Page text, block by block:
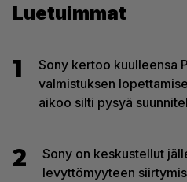
Luetuimmat
1
Sony kertoo kuulleensa
valmistuksen
aikoo silti pysyä
2
Sony on keskustellut
levyttömyyteen